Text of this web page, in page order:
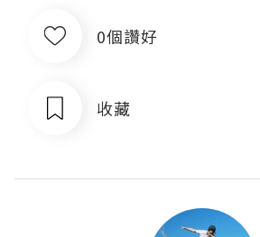
0個讚好
收藏